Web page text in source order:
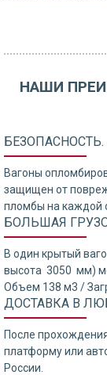
НАШИ
БЕЗОПАСНОСТЬ.
Вагоны
защищен от
пломбы на каждой
БОЛЬШАЯ
В один крытый
высота 3050 мм)
Объем 138 м3 /
ДОСТАВКА В
После
платформу или
России.